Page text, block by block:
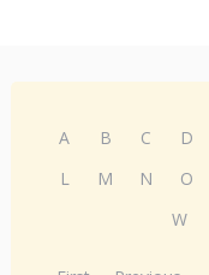
A B C D
L
M N O
W